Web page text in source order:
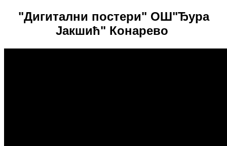
"Дигитални постери" ОШ"Ђура
Јакшић" Конарево